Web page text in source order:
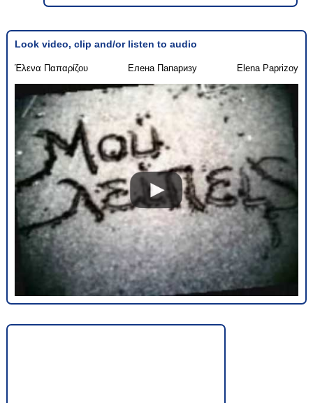
Look video, clip and/or listen to audio
Έλενα Παπαρίζου Елена Папаризу Elena Paprizoy